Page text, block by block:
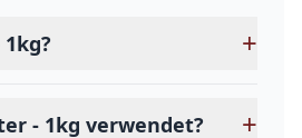
+
- 1kg verwendet? +